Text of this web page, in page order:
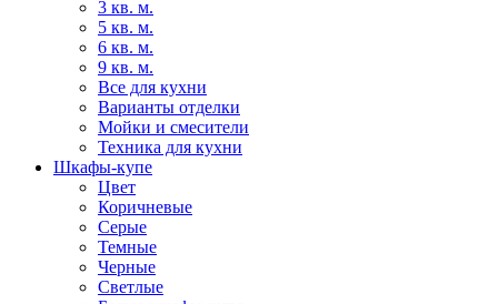
3 кв. м.
5 кв. м.
6 кв. м.
9 кв. м.
Все для кухни
Варианты отделки
Мойки и смесители
Техника для кухни
Шкафы-купе
Цвет
Коричневые
Серые
Темные
Черные
Светлые